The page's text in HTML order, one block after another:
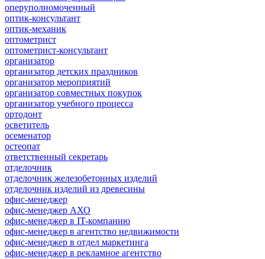
оперуполномоченный
оптик-консультант
оптик-механик
оптометрист
оптометрист-консультант
организатор
организатор детских праздников
организатор мероприятий
организатор совместных покупок
организатор учебного процесса
ортодонт
осветитель
осеменатор
остеопат
ответственный секретарь
отделочник
отделочник железобетонных изделий
отделочник изделий из древесины
офис-менеджер
офис-менеджер АХО
офис-менеджер в IT-компанию
офис-менеджер в агентство недвижимости
офис-менеджер в отдел маркетинга
офис-менеджер в рекламное агентство